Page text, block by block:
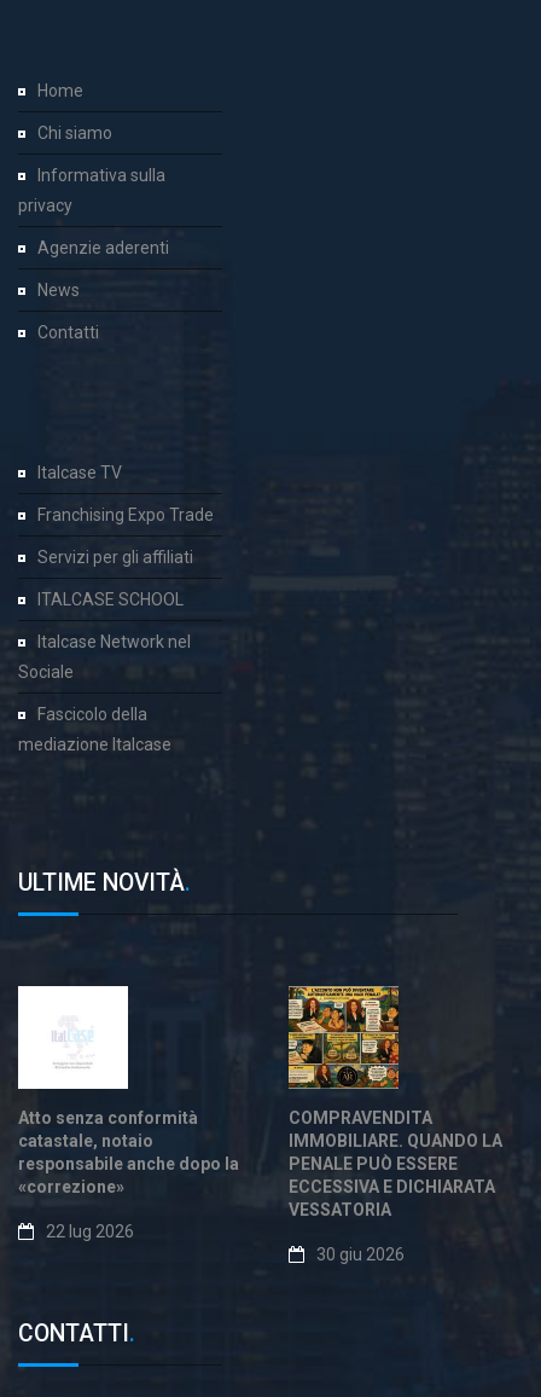
Home
Chi siamo
Informativa sulla
privacy
Agenzie aderenti
News
Contatti
Italcase TV
Franchising Expo Trade
Servizi per gli affiliati
ITALCASE SCHOOL
Italcase Network nel
Sociale
Fascicolo della
mediazione Italcase
ULTIME NOVITÀ.
Atto senza conformità
catastale, notaio
responsabile anche dopo la
«correzione»
22 lug 2026
COMPRAVENDITA
IMMOBILIARE. QUANDO LA
PENALE PUÒ ESSERE
ECCESSIVA E DICHIARATA
VESSATORIA
30 giu 2026
CONTATTI .